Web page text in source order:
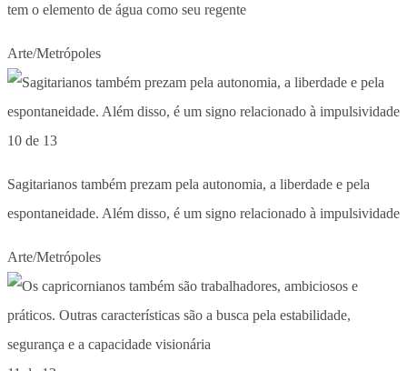
tem o elemento de água como seu regente
Arte/Metrópoles
10 de 13
Sagitarianos também prezam pela autonomia, a liberdade e pela
espontaneidade. Além disso, é um signo relacionado à impulsividade
Arte/Metrópoles